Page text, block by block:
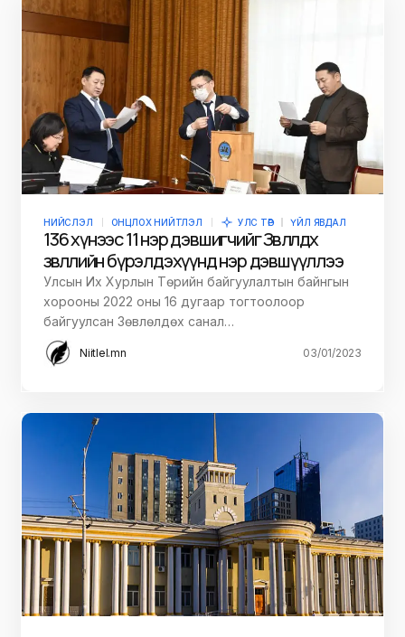
НИЙСЛЭЛ ОНЦЛОХ НИЙТЛЭЛ УЛС ТӨР ҮЙЛ ЯВДАЛ
136 хүнээс 11 нэр дэвшигчийг Зөвлөлдөх
зөвлөлийн бүрэлдэхүүнд нэр дэвшүүллээ
Улсын Их Хурлын Төрийн байгуулалтын байнгын
хорооны 2022 оны 16 дугаар тогтоолоор
байгуулсан Зөвлөлдөх санал…
Niitlel.mn 03/01/2023